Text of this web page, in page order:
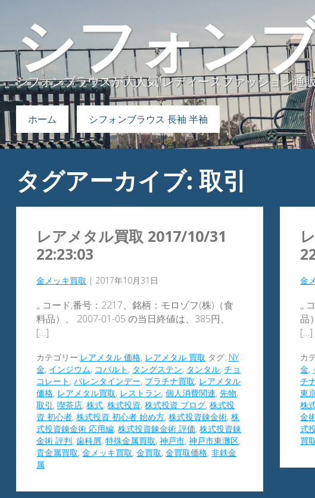
シフォン
シフォンブラウスが大人気!レディースファッション通
検索:
ホーム
シフォンブラウス 長袖 半袖
タグアーカイブ: 取引
レアメタル買取 2017/10/31
22:23:03
金メッキ買取 | 2017年10月31日
,, コード,番号：2217、銘柄：モロゾフ(株)（食
料品）、 2007-01-05 の当日終値は、385円、
[…]
カテゴリー:レアメタル 価格, レアメタル 買取 タグ: NY
金, インジウム, コバルト , タングステン, タンタル,チョ
コレート ,バレンタインデー, プラチナ買取, レアメタル
価格, レアメタル買取, レストラン,個人消費関連,先物,
取引 ,喫茶店,株式,株式投資,株式投資 ブログ,株式投
資 初心者,株式投資 初心者 始め方,株式投資錬金術,株
式投資錬金術 応用編,株式投資錬金術 評価,株式投資錬
金術 評判,歯科屑,特殊金属買取,神戸市,神戸市東灘区,
貴金属買取,金メッキ買取,金買取,金買取価格,非鉄金
属
金
,,
品
[…]
カ
金,
チ
東
株
金
式
買取